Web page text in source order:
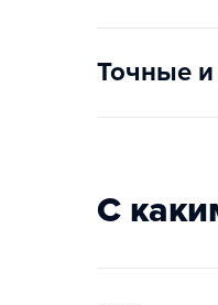
Точные и
С